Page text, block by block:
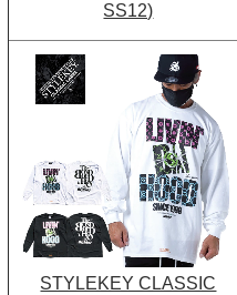
SS12)
STYLEKEY CLASSIC